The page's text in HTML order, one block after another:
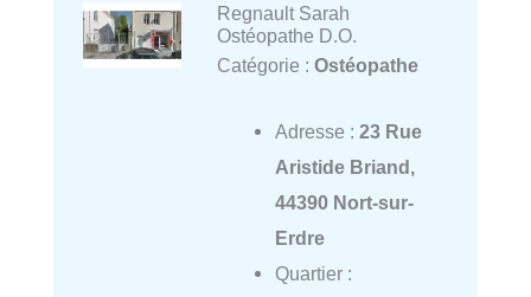
Regnault Sarah
Ostéopathe D.O.
Catégorie : Ostéopathe
Adresse : 23 Rue
Aristide Briand,
44390 Nort-sur-
Erdre
Quartier :